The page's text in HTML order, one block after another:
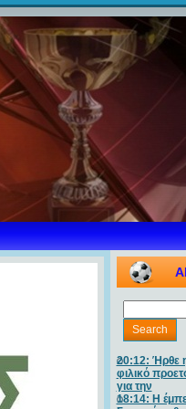
20:12: Ήρθε
φιλικό
για την
18:14: Η